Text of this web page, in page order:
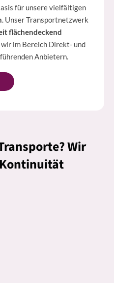
für unsere vielfältigen
. Unser Transportnetzwerk
flächendeckend
im Bereich Direkt- und
Anbietern.
Wir